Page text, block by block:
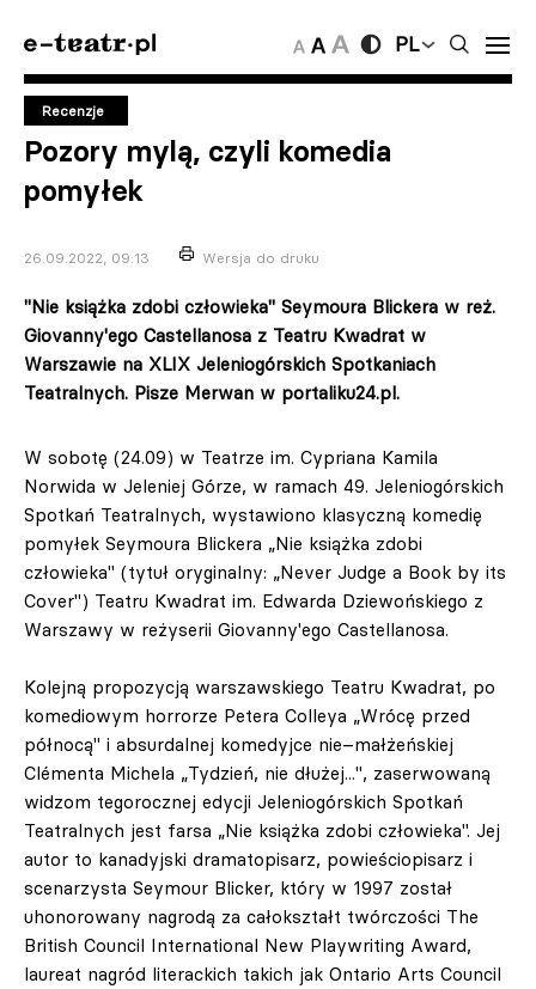
PL
Recenzje
Pozory mylą, czyli komedia
pomyłek
26.09.2022, 09:13 Wersja do druku
"Nie książka zdobi człowieka" Seymoura Blickera w reż.
Giovanny'ego Castellanosa z Teatru Kwadrat w
Warszawie na XLIX Jeleniogórskich Spotkaniach
Teatralnych. Pisze Merwan w portaliku24.pl.
W sobotę (24.09) w Teatrze im. Cypriana Kamila
Norwida w Jeleniej Górze, w ramach 49. Jeleniogórskich
Spotkań Teatralnych, wystawiono klasyczną komedię
pomyłek Seymoura Blickera „Nie książka zdobi
człowieka" (tytuł oryginalny: „Never Judge a Book by its
Cover") Teatru Kwadrat im. Edwarda Dziewońskiego z
Warszawy w reżyserii Giovanny'ego Castellanosa.
Kolejną propozycją warszawskiego Teatru Kwadrat, po
komediowym horrorze Petera Colleya „Wrócę przed
północą" i absurdalnej komedyjce nie–małżeńskiej
Clémenta Michela „Tydzień, nie dłużej...", zaserwowaną
widzom tegorocznej edycji Jeleniogórskich Spotkań
Teatralnych jest farsa „Nie książka zdobi człowieka". Jej
autor to kanadyjski dramatopisarz, powieściopisarz i
scenarzysta Seymour Blicker, który w 1997 został
uhonorowany nagrodą za całokształt twórczości The
British Council International New Playwriting Award,
laureat nagród literackich takich jak Ontario Arts Council